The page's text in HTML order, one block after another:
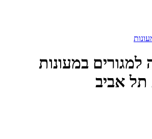
במעונות
תל אביב